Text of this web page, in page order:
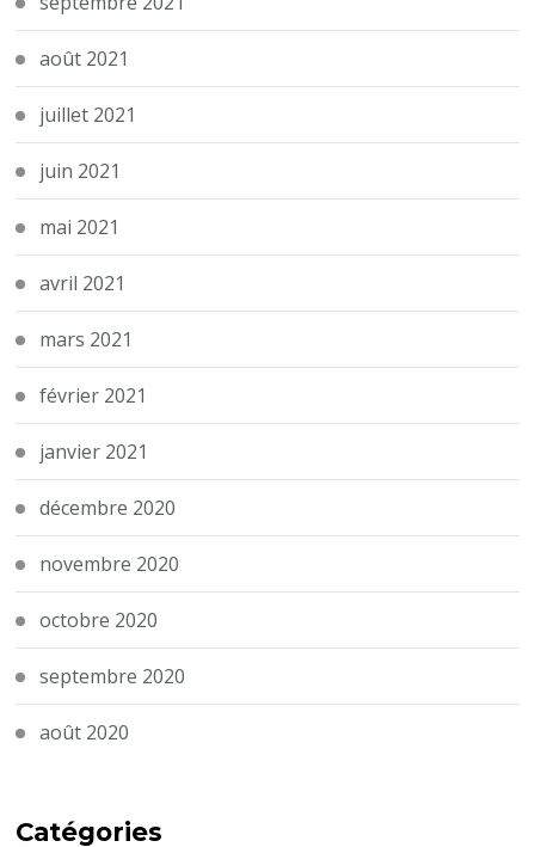
août 2021
juillet 2021
juin 2021
mai 2021
avril 2021
mars 2021
février 2021
janvier 2021
décembre 2020
novembre 2020
octobre 2020
septembre 2020
août 2020
Catégories